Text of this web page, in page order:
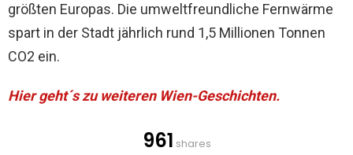
größten Europas. Die umweltfreundliche Fernwärme
spart in der Stadt jährlich rund 1,5 Millionen Tonnen
CO2 ein.
Hier geht´s zu weiteren Wien-Geschichten.
961 shares